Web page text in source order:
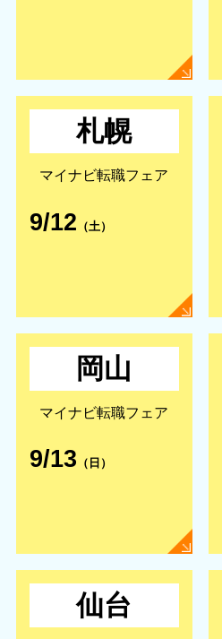
札幌
マイナビ転職フェア
9/12 （土）
岡山
マイナビ転職フェア
9/13 （日）
仙台